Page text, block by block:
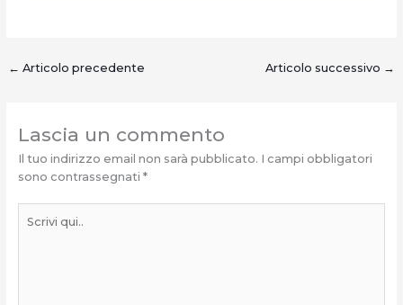
← Articolo precedente Articolo successivo →
Lascia un commento
Il tuo indirizzo email non sarà pubblicato. I campi obbligatori
sono contrassegnati *
qui..